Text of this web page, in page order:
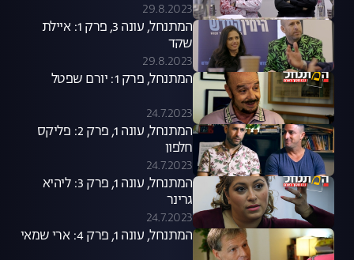
29.8.2023
המתנחל, עונה 3, פרק 1: איילת
שקד
29.8.2023
המתנחל, פרק 1: יורם שפטל
24.7.2023
המתנחל, עונה 1, פרק 2: פליקס
חלפון
24.7.2023
המתנחל, עונה 1, פרק 3: ליהיא
גרינר
24.7.2023
המתנחל, עונה 1, פרק 4: ארי שמאי